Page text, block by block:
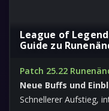
League of
Guide zu
Patch 25.22
Neue Buffs und
Schnellerer Aufstieg,